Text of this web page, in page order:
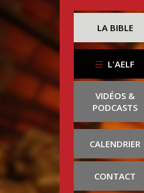
LA BIBLE
L'AELF
VIDÉOS &
PODCASTS
CALENDRIER
CONTACT